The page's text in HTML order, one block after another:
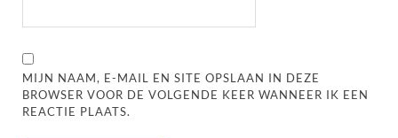
MIJN NAAM, E-MAIL EN SITE OPSLAAN IN DEZE
BROWSER VOOR DE VOLGENDE KEER WANNEER IK EEN
REACTIE PLAATS.